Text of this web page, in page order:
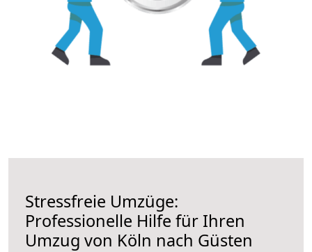
Stressfreie Umzüge:
Professionelle Hilfe für Ihren
Umzug von Köln nach Güsten